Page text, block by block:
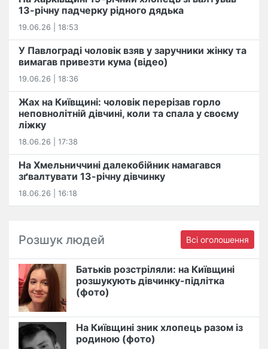
13-річну падчерку рідного дядька
19.06.26 | 18:53
У Павлограді чоловік взяв у заручники жінку та
вимагав привезти кума (відео)
19.06.26 | 18:36
Жах на Київщині: чоловік перерізав горло
неповнолітній дівчині, коли та спала у своєму
ліжку
18.06.26 | 17:38
На Хмельниччині далекобійник намагався
зґвалтувати 13-річну дівчинку
18.06.26 | 16:18
Розшук людей Всі оголошення
Батьків розстріляли: на Київщині
розшукують дівчинку-підлітка
(фото)
На Київщині зник хлопець разом із
родиною (фото)